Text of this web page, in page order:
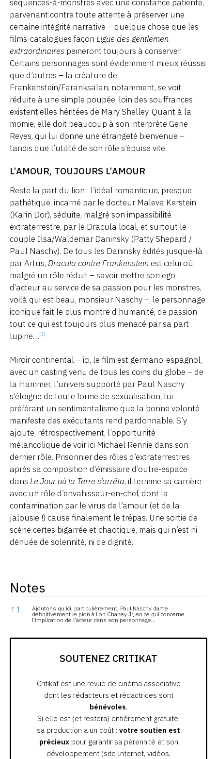
séquences-à-monstres avec une constance patiente,
parvenant contre toute attente à préserver une
certaine intégrité narrative – quelque chose que les
films-catalogues façon Ligue des gentlemen
extraordinaires peineront toujours à conserver.
Certains personnages sont évidemment mieux réussis
que d’autres – la créature de
Frankenstein/Faranksalan, notamment, se voit
réduite à une simple poupée, loin des souffrances
existentielles héritées de Mary Shelley. Quant à la
momie, elle doit beaucoup à son interprète Gene
Reyes, qui lui donne une étrangeté bienvenue –
tandis que l’utilité de son rôle s’épuise vite.
L’AMOUR, TOUJOURS L’AMOUR
Reste la part du lion : l’idéal romantique, presque
pathétique, incarné par le docteur Maleva Kerstein
(Karin Dor), séduite, malgré son impassibilité
extraterrestre, par le Dracula local, et surtout le
couple Ilsa/Waldemar Daninsky (Patty Shepard /
Paul Naschy). De tous les Daninsky édités jusque-là
par Artus, Dracula contre Frankenstein est celui où,
malgré un rôle réduit – savoir mettre son ego
d’acteur au service de sa passion pour les monstres,
voilà qui est beau, monsieur Naschy –, le personnage
iconique fait le plus montre d’humanité, de passion –
tout ce qui est toujours plus menacé par sa part
lupine…[1]
Miroir continental – ici, le film est germano-espagnol,
avec un casting venu de tous les coins du globe – de
la Hammer, l’univers supporté par Paul Naschy
s’éloigne de toute forme de sexualisation, lui
préférant un sentimentalisme que la bonne volonté
manifeste des exécutants rend pardonnable. S’y
ajoute, rétrospectivement, l’opportunité
mélancolique de voir ici Michael Rennie dans son
dernier rôle. Prisonnier des rôles d’extraterrestres
après sa composition d’émissaire d’outre-espace
dans Le Jour où la Terre s’arrêta, il termine sa carrière
avec un rôle d’envahisseur-en-chef, dont la
contamination par le virus de l’amour (et de la
jalousie !) cause finalement le trépas. Une sortie de
scène certes bigarrée et chaotique, mais qui n’est ni
dénuée de solennité, ni de dignité.
Notes
Notes
↑ 1
Ajoutons qu’ici, particulièrement, Paul Naschy dame
définitivement le pion à Lon Chaney Jr, en ce qui concerne
l’implication de l’acteur dans son personnage…
SOUTENEZ CRITIKAT
Critikat est une revue de cinéma associative
dont les rédacteurs et rédactrices sont
bénévoles.
Si elle est (et restera) entièrement gratuite,
sa production a un coût : votre soutien est
précieuxpour garantir sa pérennité et son
développement (site Internet, vidéos,